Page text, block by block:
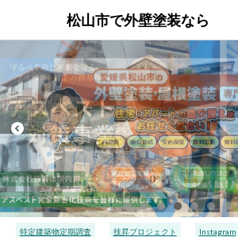
松山市で外壁塗装なら
特定建築物定期調査 技昇プロジェクト Instagram